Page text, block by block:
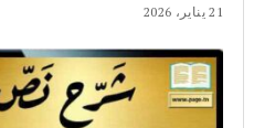
21 يناير، 2026